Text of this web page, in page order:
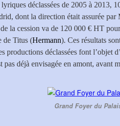
déclassées de 2005 à 2013,
dont la direction était assurée par
la cession va de 120 000 € HT
de Titus (Hermann). Ces résultats
productions déclassées font l’objet
pas déjà envisagée en amont, avant
Grand Foyer du